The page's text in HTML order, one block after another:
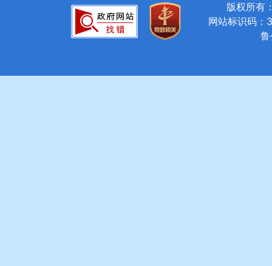
版权所有
网站标识码